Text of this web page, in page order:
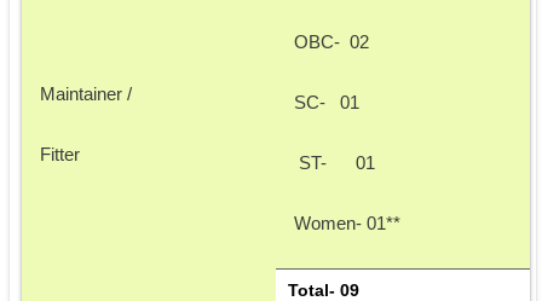
Maintainer /
Fitter
OBC-  02
SC-   01
ST-      01
Women- 01**
Total- 09